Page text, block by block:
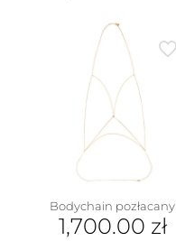
produkt
ma
wiele
wariantów.
Opcje
można
wybrać
stronie
produktu
Bodychain pozłacany
1,700.00 zł